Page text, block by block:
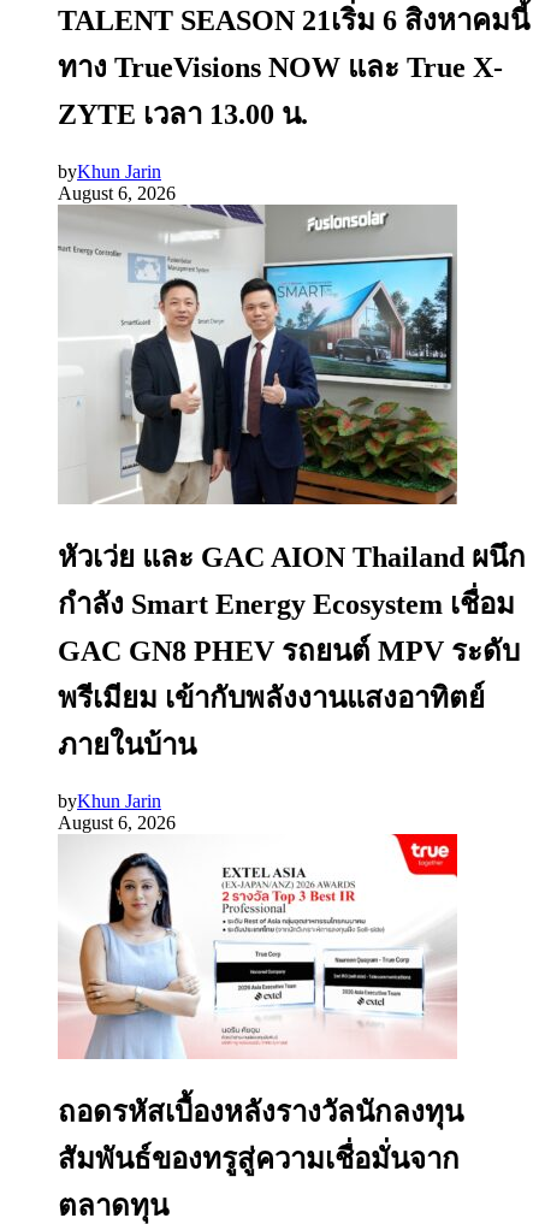
TALENT SEASON 21เริ่ม 6 สิงหาคมนี้
ทาง TrueVisions NOW และ True X-
ZYTE เวลา 13.00 น.
byKhun Jarin
August 6, 2026
หัวเว่ย และ GAC AION Thailand ผนึก
กำลัง Smart Energy Ecosystem เชื่อม
GAC GN8 PHEV รถยนต์ MPV ระดับ
พรีเมียม เข้ากับพลังงานแสงอาทิตย์
ภายในบ้าน
byKhun Jarin
August 6, 2026
ถอดรหัสเบื้องหลังรางวัลนักลงทุน
สัมพันธ์ของทรูสู่ความเชื่อมั่นจาก
ตลาดทุน